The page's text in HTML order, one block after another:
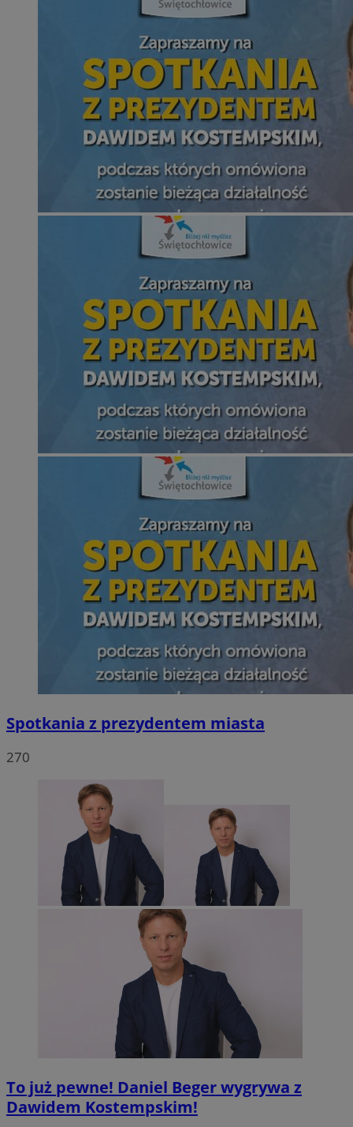
Spotkania z prezydentem miasta
270
To już pewne! Daniel Beger wygrywa z
Dawidem Kostempskim!